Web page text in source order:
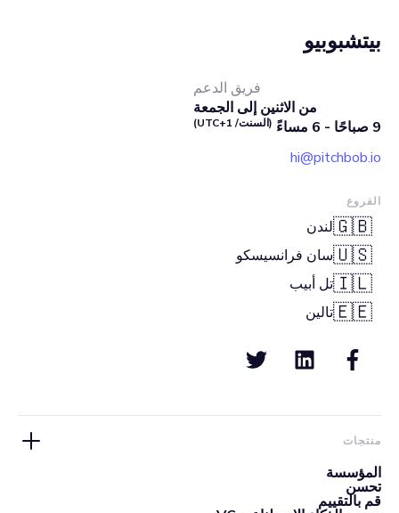
بيتشبوبيو
فريق الدعم
من الاثنين إلى الجمعة
9 صباحًا - 6 مساءً
(السنت/ UTC+1)
hi@pitchbob.io
الفروع
🇬🇧لندن
🇺🇸سان فرانسيسكو
🇮🇱تل أبيب
🇪🇪تالين
منتجات
المؤسسة
تحسن
قم بالتقييم